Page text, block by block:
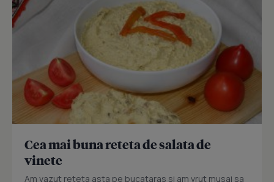
Cea mai buna reteta de salata de
vinete
Am vazut reteta asta pe bucataras si am vrut musai sa